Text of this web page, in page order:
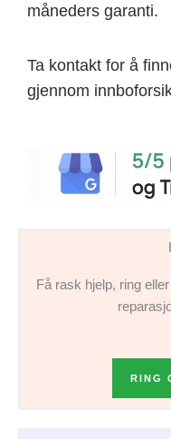
måneders garanti.
Ta kontakt for å
gjennom
Få rask hjelp, ring
RING